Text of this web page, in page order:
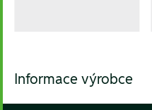
Informace výrobce